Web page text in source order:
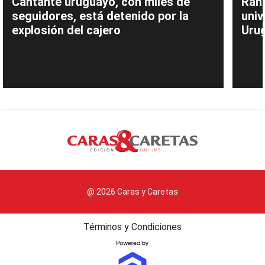
seguidores, está detenido por la
explosión del cajero
@ 2026 Caras y Caretas
Términos y Condiciones